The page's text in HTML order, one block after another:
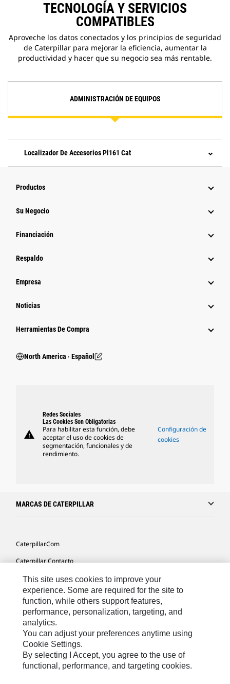
TECNOLOGÍA Y SERVICIOS
COMPATIBLES
Aproveche los datos conectados y los principios de seguridad
de Caterpillar para mejorar la eficiencia, aumentar la
productividad y hacer que su negocio sea más rentable.
ADMINISTRACIÓN DE EQUIPOS
Localizador De Accesorios Pl161 Cat
Productos
Su Negocio
Financiación
Respaldo
Empresa
Noticias
Herramientas De Compra
North America ‧ Español
warning
Redes Sociales
Las Cookies Son Obligatorias
Para habilitar esta función, debe
aceptar el uso de cookies de
segmentación, funcionales y de
rendimiento.
Configuración de
cookies
MARCAS DE CATERPILLAR
Caterpillar.com
Caterpillar Contacto
Mis Preferencias De Marketing
Site Map
Cookie Settings
Legal
Privacy
This site uses cookies to improve your
experience. Some are required for the site to
function, while others support features,
performance, personalization, targeting, and
analytics.
You can adjust your preferences anytime using
Cookie Settings.
By selecting I Accept, you agree to the use of
functional, performance, and targeting cookies.